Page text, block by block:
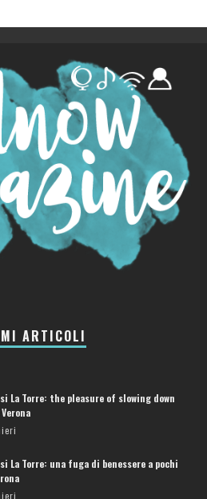
ARTICOLI
La Torre: the pleasure of slowing down
La Torre: una fuga di benessere a pochi